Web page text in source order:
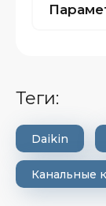
теги:
Daikin
Канальные